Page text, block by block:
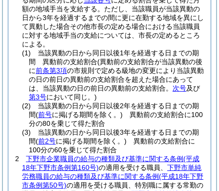
額の地域手当を支給する。 ただし、当該職員が当該異動の
日から3年を経過するまでの間に更に在勤する地域を異にし
て異動した場合その他市長の定める場合における当該職員
に対する地域手当の支給については、市長の定めるところ
による。
(1)
当該異動の日から同日以後1年を経過する日までの期
間 異動前の支給割合(異動前の支給割合が当該異動の後
に前条第3項の市規則で定める級地の変更により当該異動
の日の前日の異動前の支給割合を超えた場合にあって
は、当該異動の日の前日の異動前の支給割合。 次号及び
第3号において同じ。)
(2)
当該異動の日から同日以後2年を経過する日までの期
間(前号に掲げる期間を除く。) 異動前の支給割合に100
分の80を乗じて得た割合
(3)
当該異動の日から同日以後3年を経過する日までの期
間(前2号に掲げる期間を除く。) 異動前の支給割合に
100分の60を乗じて得た割合
2
下野市企業職員の給与の種類及び基準に関する条例(平成
18年下野市条例第160号)の適用を受ける職員、 下野市単純
労務職員の給与の種類及び基準に関する条例(平成18年下野
市条例第50号)の適用を受ける職員、特別職に属する常勤の